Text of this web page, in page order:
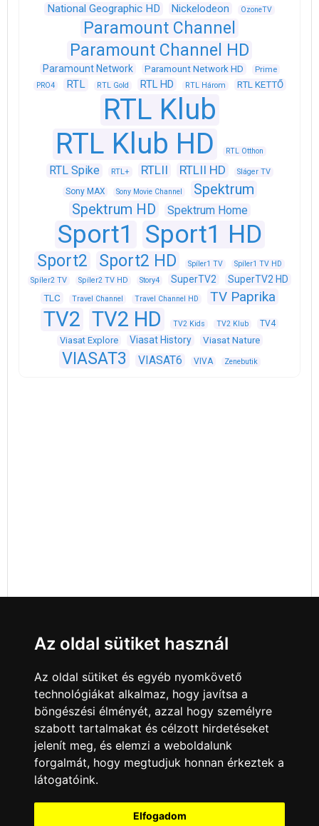
National Geographic HD
Nickelodeon OzoneTV
Paramount Channel
Paramount Channel HD
Paramount Network Paramount Network HD Prime
PRO4 RTL RTL Gold RTL HD RTL Három RTL KETTŐ
RTL Klub
RTL Klub HD
RTL Otthon
RTL Spike RTL+ RTLII RTLII HD Sláger TV
Sony MAX Sony Movie Channel
Spektrum
Spektrum HD
Spektrum Home
Sport1 Sport1 HD
Sport2 Sport2 HD Spíler1 TV
Spíler1 TV HD
Spíler2 TV
Spíler2 TV HD Story4 SuperTV2 SuperTV2 HD
TLC Travel Channel Travel Channel HD TV Paprika
TV2 TV2 HD TV2 Kids TV2 Klub TV4
Viasat Explore Viasat History Viasat Nature
VIASAT3 VIASAT6 VIVA Zenebutik
Minden jog fenntartva © 2008 - 2026
Az oldal sütiket használ
Az oldal sütiket és egyéb nyomkövető
technológiákat alkalmaz, hogy javítsa a
böngészési élményét, azzal hogy személyre
szabott tartalmakat és célzott hirdetéseket
jelenít meg, és elemzi a weboldalunk
forgalmát, hogy megtudjuk honnan érkeztek a
látogatóink.
Elfogadom